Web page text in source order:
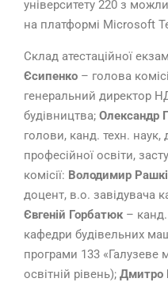
університету 220 з
на платформі Microsoft
Склад атестаційної
Єсипенко – голова
генеральний директор
будівництва; Олександр
голови, канд. техн.
професійної освіти,
комісії: Володимир
доцент, в.о. завідувача
Євгеній Горбатюк –
кафедри будівельних
програми 133 «Галузеве
освітній рівень); Дмитро